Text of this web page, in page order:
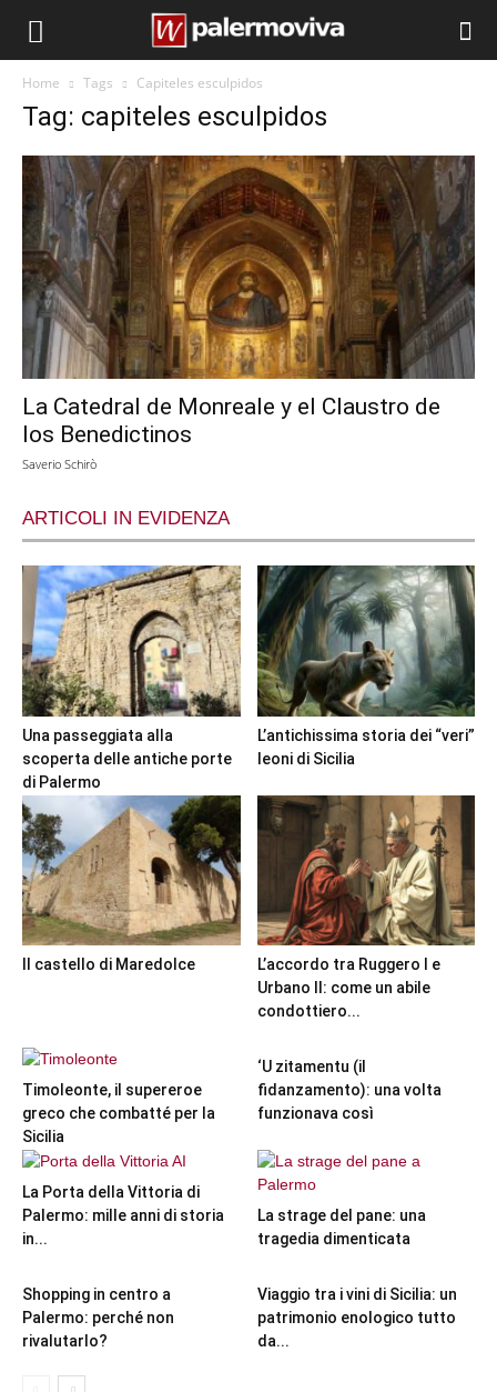
Home Tags Capiteles esculpidos
Tag: capiteles esculpidos
La Catedral de Monreale y el Claustro de
los Benedictinos
Saverio Schirò
ARTICOLI IN EVIDENZA
Una passeggiata alla
scoperta delle antiche porte
di Palermo
L’antichissima storia dei “veri”
leoni di Sicilia
Il castello di Maredolce
L’accordo tra Ruggero I e
Urbano II: come un abile
condottiero...
Timoleonte, il supereroe
greco che combatté per la
Sicilia
‘U zitamentu (il
fidanzamento): una volta
funzionava così
La Porta della Vittoria di
Palermo: mille anni di storia
in...
La strage del pane: una
tragedia dimenticata
Shopping in centro a
Palermo: perché non
rivalutarlo?
Viaggio tra i vini di Sicilia: un
patrimonio enologico tutto
da...